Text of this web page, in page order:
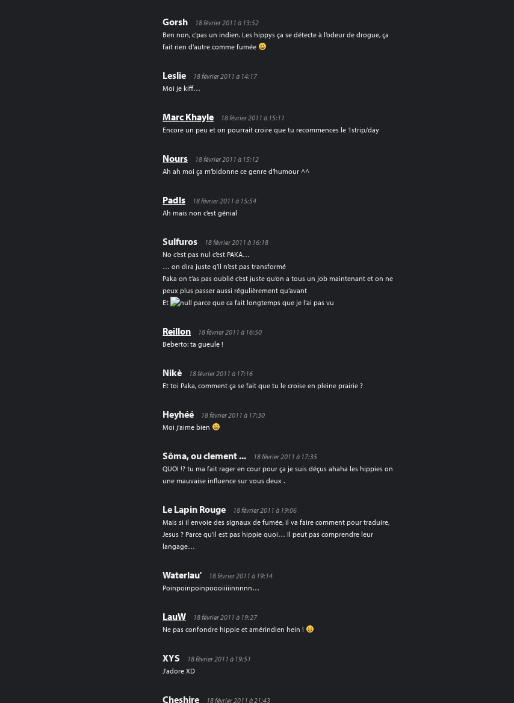
Gorsh
18 février 2011 à 13:52
Ben non, c’pas un indien. Les hippys ça se détecte à l’odeur de drogue, ça
fait rien d’autre comme fumée
Leslie
18 février 2011 à 14:17
Moi je kiff…
Marc Khayle
18 février 2011 à 15:11
Encore un peu et on pourrait croire que tu recommences le 1strip/day
Nours
18 février 2011 à 15:12
Ah ah moi ça m’bidonne ce genre d’humour ^^
Padls
18 février 2011 à 15:54
Ah mais non c’est génial
Sulfuros
18 février 2011 à 16:18
No c’est pas nul c’est PAKA…
… on dira juste q’il n’est pas transformé
Paka on t’as pas oublié c’est juste qu’on a tous un job maintenant et on ne
peux plus passer aussi régulièrement qu’avant
Et
parce que ca fait longtemps que je l’ai pas vu
Reillon
18 février 2011 à 16:50
Beberto: ta gueule !
Nikè
18 février 2011 à 17:16
Et toi Paka, comment ça se fait que tu le croise en pleine prairie ?
Heyhéé
18 février 2011 à 17:30
Moi j’aime bien
Sôma, ou clement ...
18 février 2011 à 17:35
QUOI !? tu ma fait rager en cour pour ça je suis déçus ahaha les hippies on
une mauvaise influence sur vous deux .
Le Lapin Rouge
18 février 2011 à 19:06
Mais si il envoie des signaux de fumée, il va faire comment pour traduire,
Jesus ? Parce qu’il est pas hippie quoi… Il peut pas comprendre leur
langage…
Waterlau'
18 février 2011 à 19:14
Poinpoinpoinpoooiiiiinnnnn…
LauW
18 février 2011 à 19:27
Ne pas confondre hippie et amérindien hein !
XYS
18 février 2011 à 19:51
J’adore XD
Cheshire 18 février 2011 à 21:43